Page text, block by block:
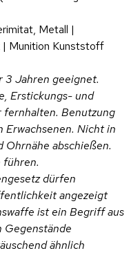
Metall |
| Munition Kunststoff
Jahren geeignet.
Erstickungs- und
fernhalten. Benutzung
Nicht in
Ohrnähe abschießen.
führen.
dürfen
angezeigt
ist ein Begriff aus
Gegenstände
ähnlich